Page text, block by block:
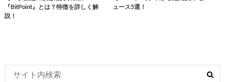
『BitPoint』とは？特徴を詳しく解
説！
ュース5選！